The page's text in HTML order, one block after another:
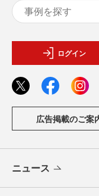
ログイン
広告掲載のご案
ニュース